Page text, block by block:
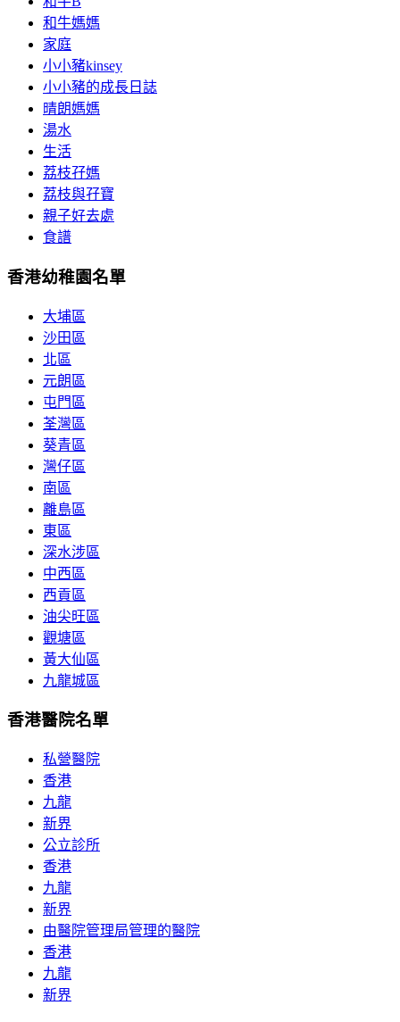
和牛媽媽
家庭
小小豬kinsey
小小豬的成長日誌
晴朗媽媽
湯水
生活
荔枝孖媽
荔枝與孖寶
親子好去處
食譜
香港幼稚園名單
大埔區
沙田區
北區
元朗區
屯門區
荃灣區
葵青區
灣仔區
南區
離島區
東區
深水涉區
中西區
西貢區
油尖旺區
觀塘區
黃大仙區
九龍城區
香港醫院名單
私營醫院
香港
九龍
新界
公立診所
香港
九龍
新界
由醫院管理局管理的醫院
香港
九龍
新界